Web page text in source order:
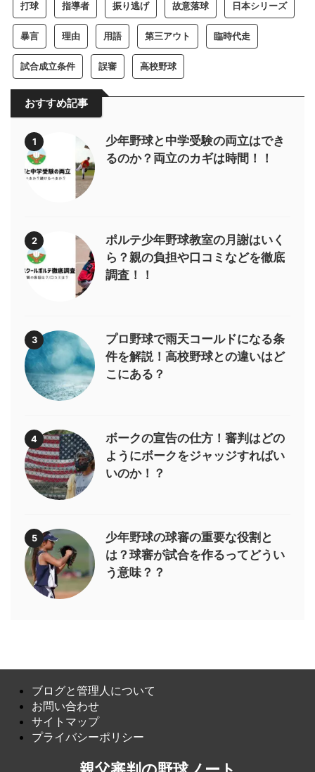
打球 指導者 振り逃げ 故意落球 日本シリーズ
暴言 理由 用語 第三アウト 臨時代走
試合成立条件 誤審 高校野球
おすすめ記事
1
少年野球と中学受験の両立はでき
るのか？両立のカギは時間！！
2
ポルテ少年野球教室の月謝はいく
ら？親の負担や口コミなどを徹底
調査！！
3
プロ野球で雨天コールドになる条
件を解説！高校野球との違いはど
こにある？
4
ボークの宣告の仕方！審判はどの
ようにボークをジャッジすればい
いのか！？
5
少年野球の球審の重要な役割と
は？球審が試合を作るってどうい
う意味？？
ブログと管理人について
お問い合わせ
サイトマップ
プライバシーポリシー